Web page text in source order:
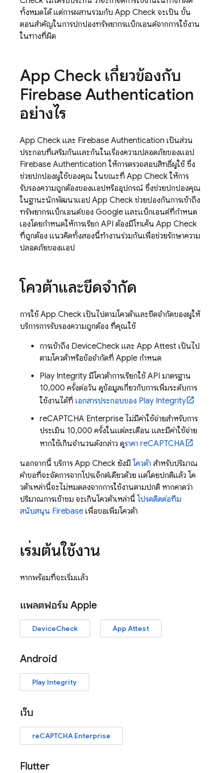
ทั้งหมดได้ แต่การผสานรวมกับ App Check จะเป็น ขั้น
ตอนสำคัญในการปกป้องทรัพยากรแบ็กเอนด์จากการใช้งาน
ในทางที่ผิด
App Check เกี่ยวข้องกับ
Firebase Authentication
อย่างไร
App Check และ Firebase Authentication เป็นส่วน
ประกอบที่เสริมกันและกันในเรื่องความปลอดภัยของแอป
Firebase Authentication ให้การตรวจสอบสิทธิ์ผู้ใช้ ซึ่ง
ช่วยปกป้องผู้ใช้ของคุณ ในขณะที่ App Check ให้การ
รับรองความถูกต้องของแอปหรืออุปกรณ์ ซึ่งช่วยปกป้องคุณ
ในฐานะนักพัฒนาแอป App Check ช่วยป้องกันการเข้าถึง
ทรัพยากรแบ็กเอนด์ของ Google และแบ็กเอนด์ที่กำหนด
เองโดยกำหนดให้การเรียก API ต้องมีโทเค็น App Check
ที่ถูกต้อง แนวคิดทั้งสองนี้ทำงานร่วมกันเพื่อช่วยรักษาความ
ปลอดภัยของแอป
โควต้าและขีดจำกัด
การใช้ App Check เป็นไปตามโควต้าและขีดจำกัดของผู้ให้
บริการการรับรองความถูกต้อง ที่คุณใช้
การเข้าถึง DeviceCheck และ App Attest เป็นไป
ตามโควต้าหรือข้อจำกัดที่ Apple กำหนด
Play Integrity มีโควต้าการเรียกใช้ API มาตรฐาน
10,000 ครั้งต่อวัน ดูข้อมูลเกี่ยวกับการเพิ่มระดับการ
ใช้งานได้ที่ เอกสารประกอบของ Play Integrity
reCAPTCHA Enterprise ไม่มีค่าใช้จ่ายสำหรับการ
ประเมิน 10,000 ครั้งในแต่ละเดือน และมีค่าใช้จ่าย
หากใช้เกินจำนวนดังกล่าว ดูราคา reCAPTCHA
นอกจากนี้ บริการ App Check ยังมี โควต้า สำหรับปริมาณ
คำขอที่จะจัดการจากโปรเจ็กต์เดียวด้วย แต่โดยปกติแล้ว โค
วต้าเหล่านี้จะไม่หมดลงจากการใช้งานตามปกติ หากคาดว่า
ปริมาณการเข้าชม จะเกินโควต้าเหล่านี้ โปรดติดต่อทีม
สนับสนุน Firebase เพื่อขอเพิ่มโควต้า
เริ่มต้นใช้งาน
หากพร้อมที่จะเริ่มแล้ว
แพลตฟอร์ม Apple
DeviceCheck App Attest
Android
Play Integrity
เว็บ
reCAPTCHA Enterprise
Flutter